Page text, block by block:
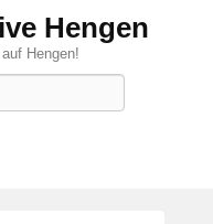
Hengen
Hengen!